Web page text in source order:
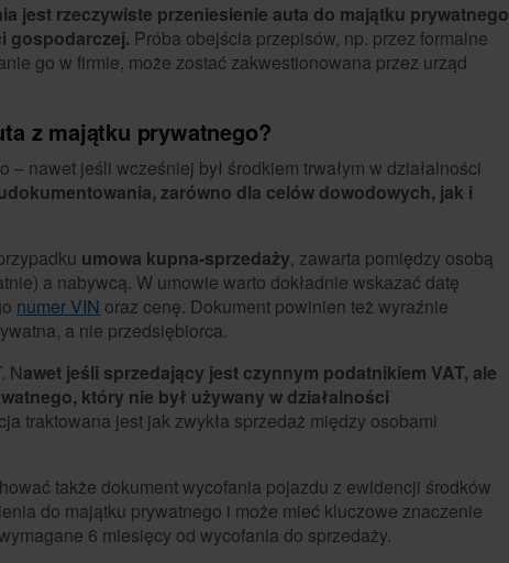
jest rzeczywiste przeniesienie auta do majątku prywatnego
gospodarczej. Próba obejścia przepisów, np. przez formalne
go w firmie, może zostać zakwestionowana przez urząd
z majątku prywatnego?
nawet jeśli wcześniej był środkiem trwałym w działalności
zarówno dla celów dowodowych, jak i
umowa kupna-sprzedaży, zawarta pomiędzy osobą
a nabywcą. W umowie warto dokładnie wskazać datę
numer VIN oraz cenę. Dokument powinien też wyraźnie
a nie przedsiębiorca.
Nawet jeśli sprzedający jest czynnym podatnikiem VAT, ale
który nie był używany w działalności
traktowana jest jak zwykła sprzedaż między osobami
także dokument wycofania pojazdu z ewidencji środków
do majątku prywatnego i może mieć kluczowe znaczenie
6 miesięcy od wycofania do sprzedaży.